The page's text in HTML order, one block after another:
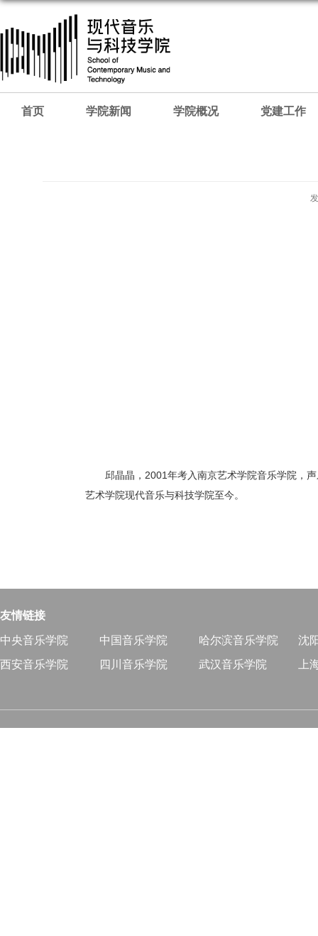
首页 学院新闻 学院概况 党建工作
邱晶晶，2001年考入南京艺术学院音乐学院，
艺术学院现代音乐与科技学院至今。
友情链接
中央音乐学院 中国音乐学院 哈尔滨音乐学院
沈
西安音乐学院
四川音乐学院 武汉音乐学院 上